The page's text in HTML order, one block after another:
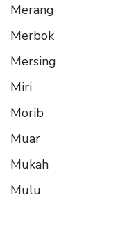
Merang
Merbok
Mersing
Miri
Morib
Muar
Mukah
Mulu